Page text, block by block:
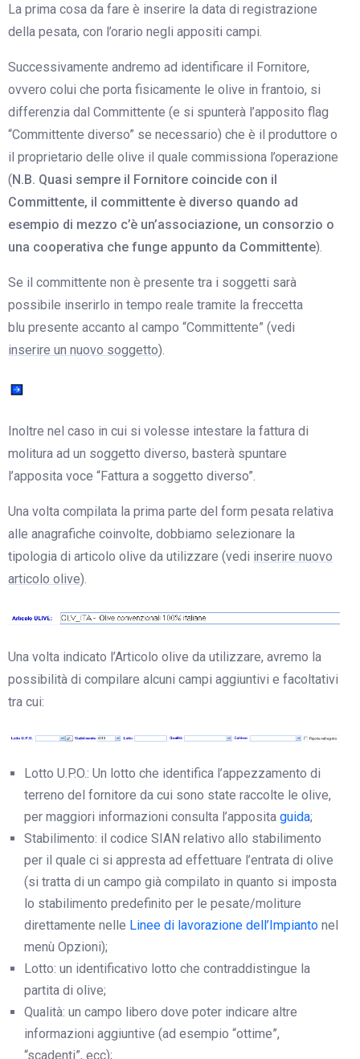
La prima cosa da fare è inserire la data di registrazione
della pesata, con l’orario negli appositi campi.
Successivamente andremo ad identificare il Fornitore,
ovvero colui che porta fisicamente le olive in frantoio, si
differenzia dal Committente (e si spunterà l’apposito flag
“Committente diverso” se necessario) che è il produttore o
il proprietario delle olive il quale commissiona l’operazione
(N.B. Quasi sempre il Fornitore coincide con il
Committente, il committente è diverso quando ad
esempio di mezzo c’è un’associazione, un consorzio o
una cooperativa che funge appunto da Committente).
Se il committente non è presente tra i soggetti sarà
possibile inserirlo in tempo reale tramite la freccetta
blu presente accanto al campo “Committente” (vedi
inserire un nuovo soggetto).
Inoltre nel caso in cui si volesse intestare la fattura di
molitura ad un soggetto diverso, basterà spuntare
l’apposita voce “Fattura a soggetto diverso”.
Una volta compilata la prima parte del form pesata relativa
alle anagrafiche coinvolte, dobbiamo selezionare la
tipologia di articolo olive da utilizzare (vedi inserire nuovo
articolo olive).
Una volta indicato l’Articolo olive da utilizzare, avremo la
possibilità di compilare alcuni campi aggiuntivi e facoltativi
tra cui:
Lotto U.P.O.: Un lotto che identifica l’appezzamento di
terreno del fornitore da cui sono state raccolte le olive,
per maggiori informazioni consulta l’apposita guida;
Stabilimento: il codice SIAN relativo allo stabilimento
per il quale ci si appresta ad effettuare l’entrata di olive
(si tratta di un campo già compilato in quanto si imposta
lo stabilimento predefinito per le pesate/moliture
direttamente nelle Linee di lavorazione dell’Impianto nel
menù Opzioni);
Lotto: un identificativo lotto che contraddistingue la
partita di olive;
Qualità: un campo libero dove poter indicare altre
informazioni aggiuntive (ad esempio “ottime”,
“scadenti”, ecc);